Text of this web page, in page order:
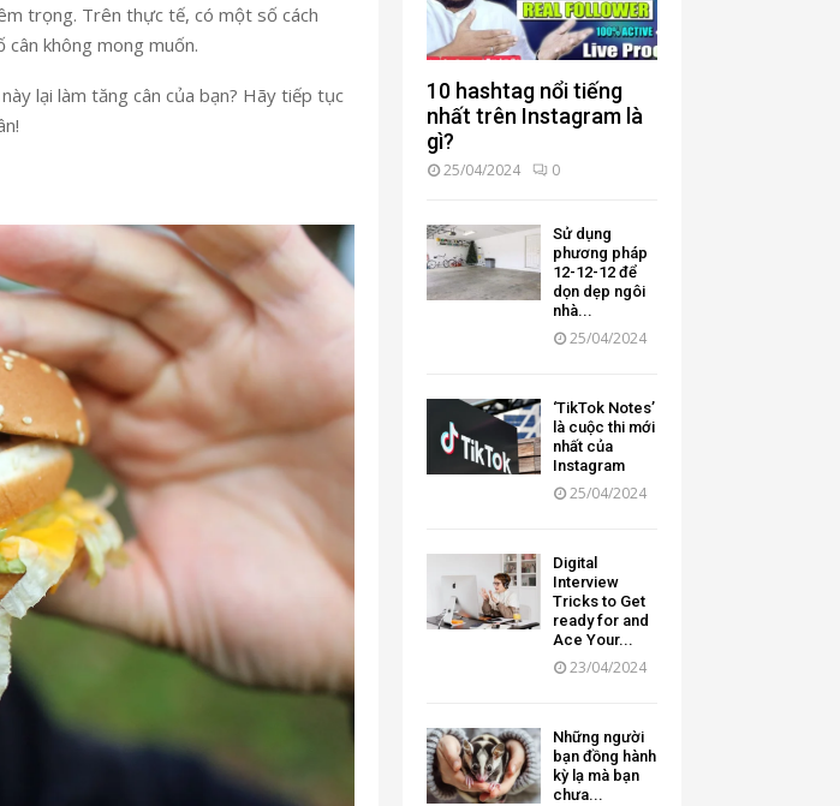
trọng. Trên thực tế, có một số cách
không mong muốn.
lại làm tăng cân của bạn? Hãy tiếp tục
10 hashtag nổi tiếng
nhất trên Instagram là
gì?
25/04/2024 0
Sử dụng
phương pháp
12-12-12 để
dọn dẹp ngôi
nhà...
25/04/2024
‘TikTok Notes’
là cuộc thi mới
nhất của
Instagram
25/04/2024
Digital
Interview
Tricks to Get
ready for and
Ace Your...
23/04/2024
Những người
bạn đồng hành
kỳ lạ mà bạn
chưa...